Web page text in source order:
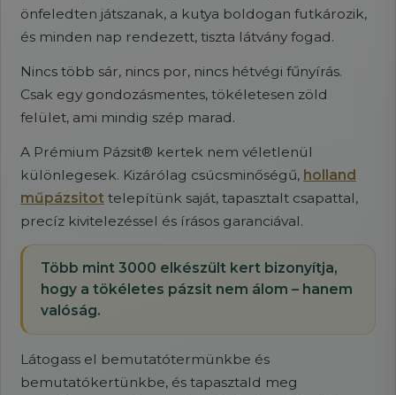
önfeledten játszanak, a kutya boldogan futkározik,
és minden nap rendezett, tiszta látvány fogad.
Nincs több sár, nincs por, nincs hétvégi fűnyírás.
Csak egy gondozásmentes, tökéletesen zöld
felület, ami mindig szép marad.
A Prémium Pázsit® kertek nem véletlenül
különlegesek. Kizárólag csúcsminőségű, holland
műpázsitot telepítünk saját, tapasztalt csapattal,
precíz kivitelezéssel és írásos garanciával.
Több mint 3000 elkészült kert bizonyítja,
hogy a tökéletes pázsit nem álom – hanem
valóság.
Látogass el bemutatótermünkbe és
bemutatókertünkbe, és tapasztald meg